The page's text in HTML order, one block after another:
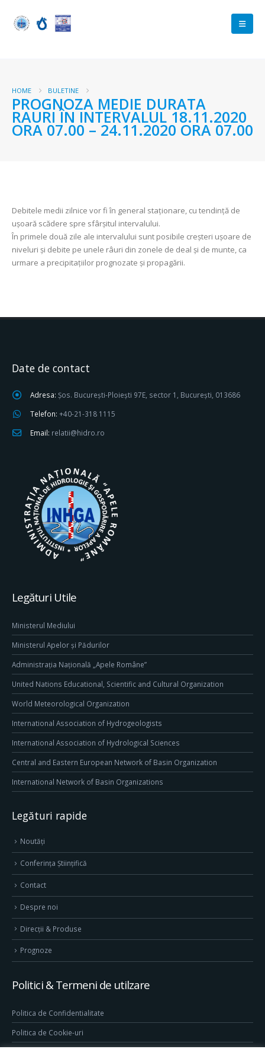
HOME BULETINE
PROGNOZA MEDIE DURATA
RAURI ÎN INTERVALUL 18.11.2020
ORA 07.00 – 24.11.2020 ORA 07.00
Debitele medii zilnice vor fi în general staționare, cu tendinţă de
uşoară scădere spre sfârşitul intervalului.
În primele două zile ale intervalului sunt posibile creşteri uşoare de
niveluri şi debite pe unele râuri din zonele de deal şi de munte, ca
urmare a precipitaţiilor prognozate şi propagării.
Date de contact
Adresa: Șos. București-Ploiești 97E, sector 1, București, 013686
Telefon: +40-21-318 1115
Email: relatii@hidro.ro
Legături Utile
Ministerul Mediului
Ministerul Apelor și Pădurilor
Administrația Națională „Apele Române”
United Nations Educational, Scientific and Cultural Organization
World Meteorological Organization
International Association of Hydrogeologists
International Association of Hydrological Sciences
Central and Eastern European Network of Basin Organization
International Network of Basin Organizations
Legături rapide
Noutăți
Conferința Științifică
Contact
Despre noi
Direcţii & Produse
Prognoze
Politici & Termeni de utilzare
Politica de Confidentialitate
Politica de Cookie-uri